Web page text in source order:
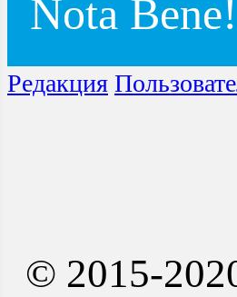
Nota Bene!
Редакция
© 2015-